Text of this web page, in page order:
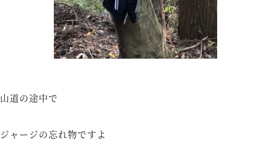
山道の途中で
ジャージの忘れ物ですよ